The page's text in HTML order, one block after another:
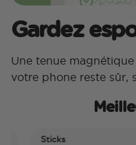
Gardez
Une tenue
votre phone reste sûr,
Sticks